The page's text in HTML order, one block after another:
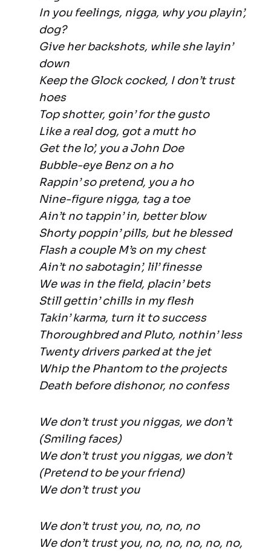
In you feelings, nigga, why you playin’,
dog?
Give her backshots, while she layin’
down
Keep the Glock cocked, I don’t trust
hoes
Top shotter, goin’ for the gusto
Like a real dog, got a mutt ho
Get the lo’, you a John Doe
Bubble-eye Benz on a ho
Rappin’ so pretend, you a ho
Nine-figure nigga, tag a toe
Ain’t no tappin’ in, better blow
Shorty poppin’ pills, but he blessed
Flash a couple M’s on my chest
Ain’t no sabotagin’, lil’ finesse
We was in the field, placin’ bets
Still gettin’ chills in my flesh
Takin’ karma, turn it to success
Thoroughbred and Pluto, nothin’ less
Twenty drivers parked at the jet
Whip the Phantom to the projects
Death before dishonor, no confess
We don’t trust you niggas, we don’t
(Smiling faces)
We don’t trust you niggas, we don’t
(Pretend to be your friend)
We don’t trust you
We don’t trust you, no, no, no
We don’t trust you, no, no, no, no, no,